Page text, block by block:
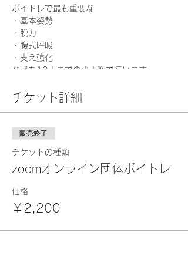
ボイトレで最も重要な
・基本姿勢
・脱力
・腹式呼吸
・支え強化
などを10人までの少人数で行います。
（１）グループでトレーニングを行う事で、
までしっかりクリアする事ができます。
（２）自分がどこまでできているか、また何
が足りないのかを、他の人と比較する事でよ
り、自分自身の現在の状態をより客観的に理
（３）より高い意識を目指す仲間と練習する
くなります。
チケット詳細
販売終了
チケットの種類
zoomオンライン団体ボイトレ
価格
￥2,200